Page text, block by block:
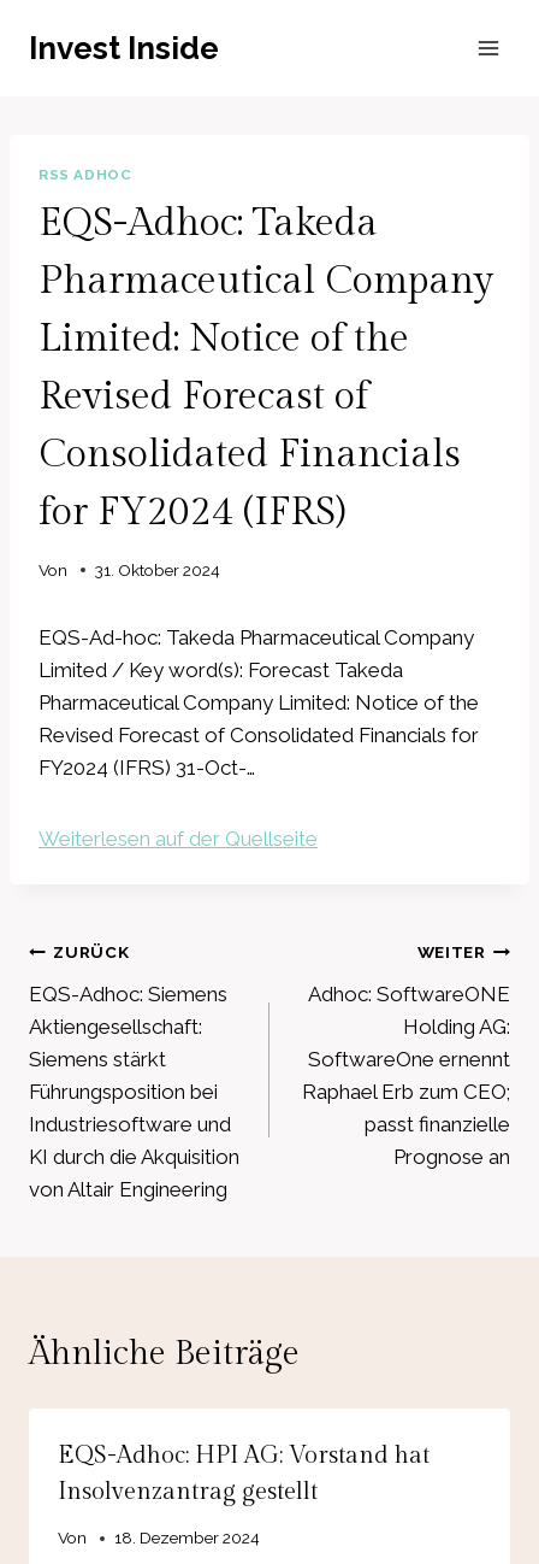
InhaltInvest Inside
RSS ADHOC
EQS-Adhoc: Takeda
Pharmaceutical Company
Limited: Notice of the
Revised Forecast of
Consolidated Financials
for FY2024 (IFRS)
Von 31. Oktober 2024
EQS-Ad-hoc: Takeda Pharmaceutical Company
Limited / Key word(s): Forecast Takeda
Pharmaceutical Company Limited: Notice of the
Revised Forecast of Consolidated Financials for
FY2024 (IFRS) 31-Oct-…
Weiterlesen auf der Quellseite
Beitragsnavigation
ZURÜCK
EQS-Adhoc: Siemens
Aktiengesellschaft:
Siemens stärkt
Führungsposition bei
Industriesoftware und
KI durch die Akquisition
von Altair Engineering
WEITER
Adhoc: SoftwareONE
Holding AG:
SoftwareOne ernennt
Raphael Erb zum CEO;
passt finanzielle
Prognose an
Ähnliche Beiträge
EQS-Adhoc: HPI AG: Vorstand hat
Insolvenzantrag gestellt
Von 18. Dezember 2024